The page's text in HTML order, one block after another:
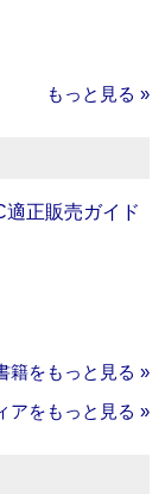
もっと見る »
適正販売ガイド
籍をもっと見る »
アをもっと見る »